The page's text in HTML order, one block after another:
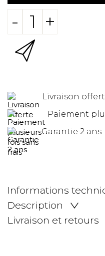
- +
Livraison
Paiement
Garantie 2 ans
Informations
Description
Livraison et retours